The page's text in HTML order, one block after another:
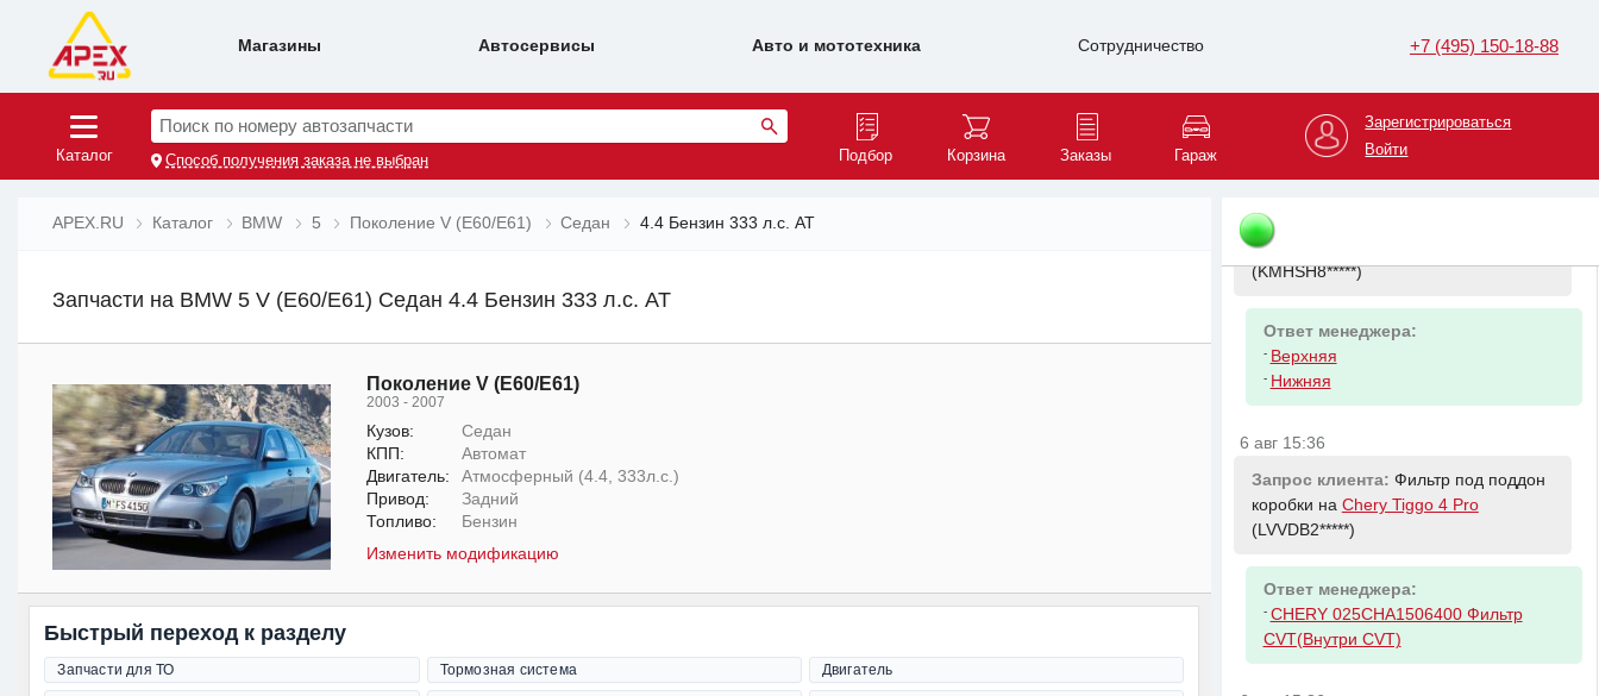
Магазины Автосервисы Авто и мототехника Сотрудничество +7 (495) 150-18-88
Каталог
Поиск по номеру автозапчасти
Способ получения заказа не выбран Подбор Корзина Заказы Гараж
Зарегистрироваться
Войти
APEX.RU Каталог BMW 5 Поколение V (E60/E61) Седан 4.4 Бензин 333 л.с. AT
Запчасти на BMW 5 V (E60/E61) Седан 4.4 Бензин 333 л.с. AT
Поколение V (E60/E61)
2003 - 2007
Кузов:
Седан
КПП:
Автомат
Двигатель:
Атмосферный (4.4, 333л.с.)
Привод:
Задний
Топливо:
Бензин
Изменить модификацию
Быстрый переход к разделу
Запчасти для ТО Тормозная система
Двигатель
Ответ менеджера:
РАЗДАТОЧНАЯ КОРОБКА CM
SANTAFE
6 авг 15:15
Запрос клиента:
заднего суппорта на
(KMHSH8*****)
Ответ менеджера:
- Верхняя
- Нижняя
6 авг 15:36
Запрос клиента: Фильтр под поддон
коробки на Chery Tiggo 4 Pro
(LVVDB2*****)
Ответ менеджера:
- CHERY 025CHA1506400 Фильтр
CVT(Внутри CVT)